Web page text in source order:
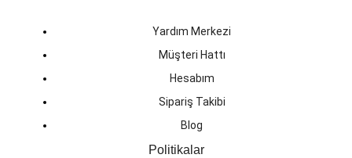
Yardım Merkezi
Müşteri Hattı
Hesabım
Sipariş Takibi
Blog
Politikalar